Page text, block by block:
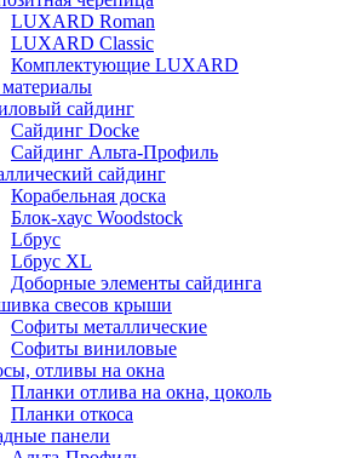
LUXARD Roman
LUXARD Classic
Комплектующие LUXARD
сайдинг
Сайдинг Docke
Сайдинг Альта-Профиль
сайдинг
Корабельная доска
Блок-хаус Woodstock
Lбрус
Lбрус XL
Доборные элементы сайдинга
свесов крыши
Софиты металлические
Софиты виниловые
отливы на окна
Планки отлива на окна, цоколь
Планки откоса
панели